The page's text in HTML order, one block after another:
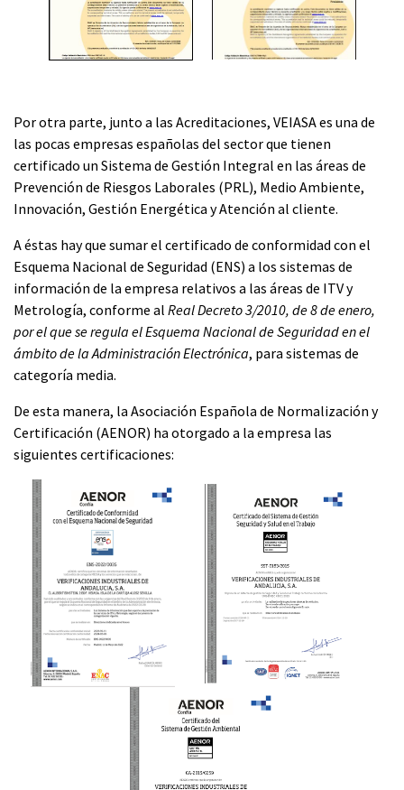
Por otra parte, junto a las Acreditaciones, VEIASA es una de
las pocas empresas españolas del sector que tienen
certificado un Sistema de Gestión Integral en las áreas de
Prevención de Riesgos Laborales (PRL), Medio Ambiente,
Innovación, Gestión Energética y Atención al cliente.
A éstas hay que sumar el certificado de conformidad con el
Esquema Nacional de Seguridad (ENS) a los sistemas de
información de la empresa relativos a las áreas de ITV y
Metrología, conforme al Real Decreto 3/2010, de 8 de enero,
por el que se regula el Esquema Nacional de Seguridad en el
ámbito de la Administración Electrónica, para sistemas de
categoría media.
De esta manera, la Asociación Española de Normalización y
Certificación (AENOR) ha otorgado a la empresa las
siguientes certificaciones: